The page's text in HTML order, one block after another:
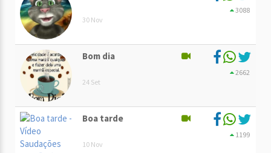
30 Nov
3088
Bom dia
24 Set
2662
Boa tarde
10 Nov
1199